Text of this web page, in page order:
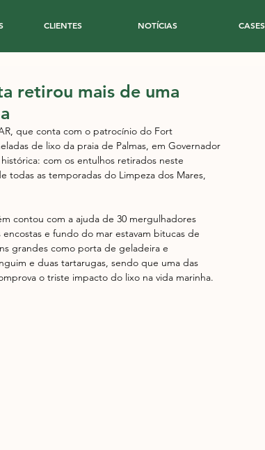
CLIENTES NOTÍCIAS CASES
retirou mais de uma
que conta com o patrocínio do Fort
de lixo da praia de Palmas, em Governador
com os entulhos retirados neste
todas as temporadas do Limpeza dos Mares,
contou com a ajuda de 30 mergulhadores
e fundo do mar estavam bitucas de
grandes como porta de geladeira e
e duas tartarugas, sendo que uma das
o triste impacto do lixo na vida marinha.